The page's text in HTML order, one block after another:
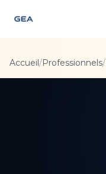
Accueil/Professionnels/